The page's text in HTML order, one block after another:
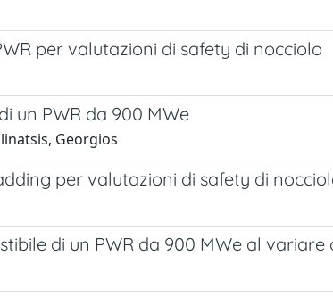
per valutazioni di safety di nocciolo
un PWR da 900 MWe
Georgios
per valutazioni di safety di
di un PWR da 900 MWe al